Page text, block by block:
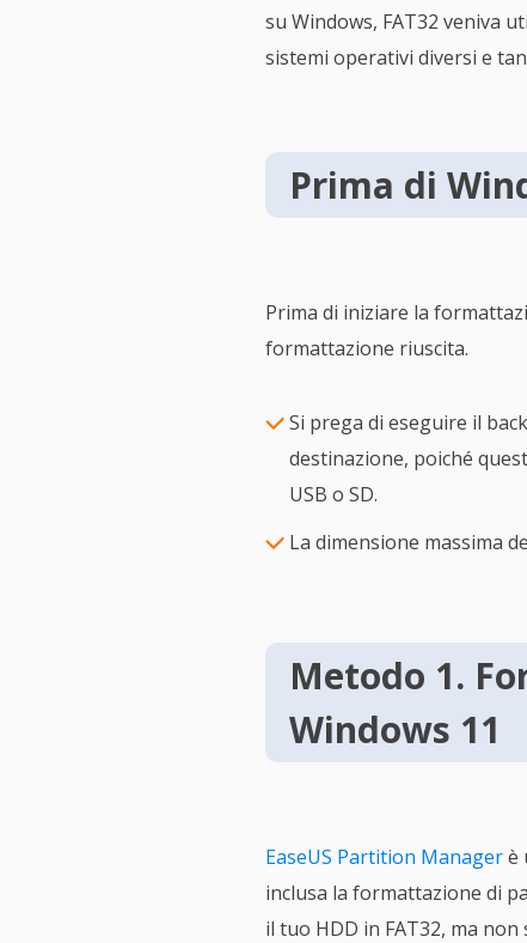
su Windows, FAT32 veniva
sistemi operativi diversi e
Prima di
Prima di iniziare la
formattazione riuscita.
Si prega di eseguire il
destinazione, poiché
USB o SD.
La dimensione massima
Metodo 1.
Windows 11
EaseUS Partition Managerè
inclusa la formattazione di
il tuo HDD in FAT32, ma